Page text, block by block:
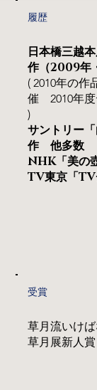
履歴
日本橋三越
作（2009年
( 2010年の作
催 2010年度
)
サントリー
作 他
NHK「美
TV東京「TV
受賞
草月流いけ
草月展新人賞